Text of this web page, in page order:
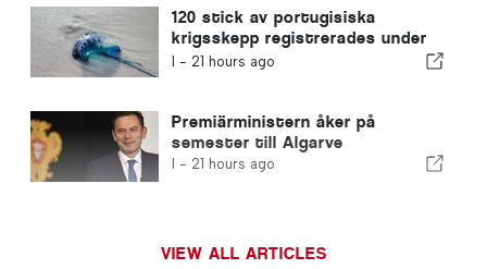
120 stick av portugisiska
krigsskepp registrerades under
en enda dag
I - 21 hours ago
Premiärministern åker på
semester till Algarve
I - 21 hours ago
VIEW ALL ARTICLES